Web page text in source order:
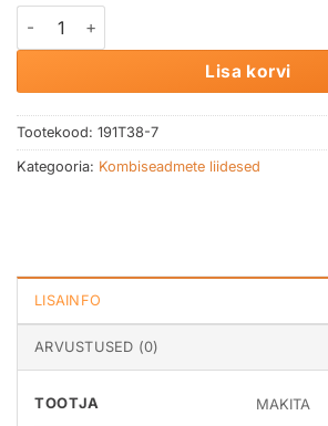
Kettsaag-liides EY403MP MAKITA kogus
Lisa korvi
Tootekood: 191T38-7
Kategooria: Kombiseadmete liidesed
LISAINFO
ARVUSTUSED (0)
TOOTJA MAKITA